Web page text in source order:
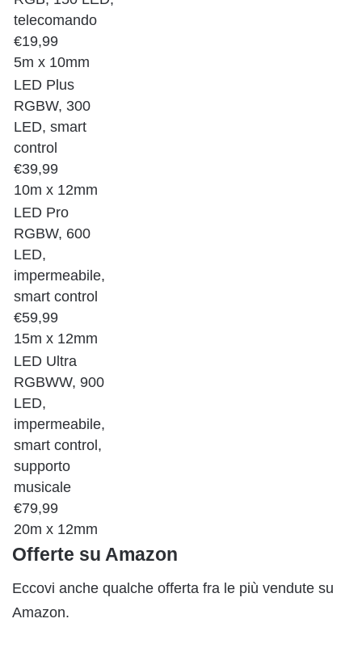
telecomando
€19,99
5m x 10mm
LED Plus
RGBW, 300
LED, smart
control
€39,99
10m x 12mm
LED Pro
RGBW, 600
LED,
impermeabile,
smart control
€59,99
15m x 12mm
LED Ultra
RGBWW, 900
LED,
impermeabile,
smart control,
supporto
musicale
€79,99
20m x 12mm
Offerte su Amazon
Eccovi anche qualche offerta fra le più vendute su
Amazon.